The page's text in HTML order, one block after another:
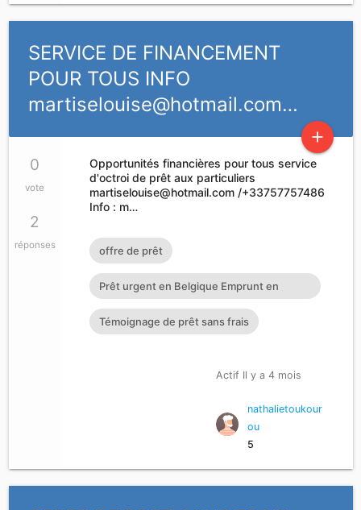
SERVICE DE FINANCEMENT
POUR TOUS INFO
martiselouise@hotmail.com…
add
0
vote
2
réponses
Opportunités financières pour tous service
d'octroi de prêt aux particuliers
martiselouise@hotmail.com/+33757757486
Info : m…
offre de prêt
Prêt urgent en Belgique Emprunt en
France Prêt entre particulier
Témoignage de prêt sans frais
Actif Il y a 4 mois
nathalietoukour
ou
5